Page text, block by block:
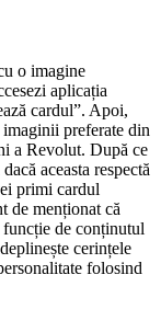
o imagine
aplicația
cardul”. Apoi,
preferate din
a Revolut. După ce
aceasta respectă
primi cardul
de menționat că
de conținutul
cerințele
folosind